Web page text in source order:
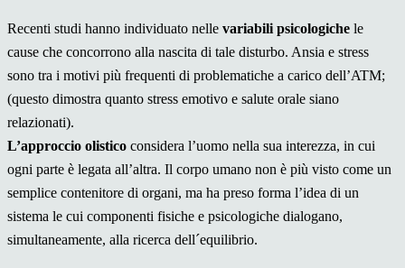
Recenti studi hanno individuato nelle variabili psicologiche le
cause che concorrono alla nascita di tale disturbo. Ansia e stress
sono tra i motivi più frequenti di problematiche a carico dell’ATM;
(questo dimostra quanto stress emotivo e salute orale siano
relazionati).
L’approccio olistico considera l’uomo nella sua interezza, in cui
ogni parte è legata all’altra. Il corpo umano non è più visto come un
semplice contenitore di organi, ma ha preso forma l’idea di un
sistema le cui componenti fisiche e psicologiche dialogano,
simultaneamente, alla ricerca dell´equilibrio.